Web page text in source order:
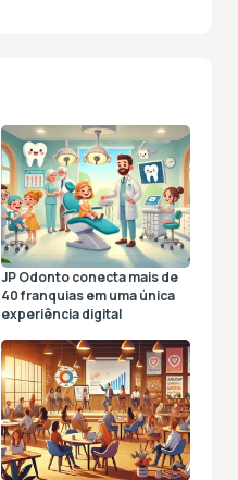
JP Odonto conecta mais de
40 franquias em uma única
experiência digital